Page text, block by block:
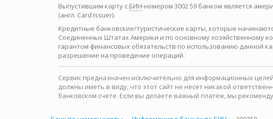
Выпустившим карту с БИН-номером 3002 59 банком является
(англ. Card Issuer).
Кредитные банковские/туристические карты, которые
Соединенных Штатах Америки и по основному хозяйственному
гарантом финансовых обязательств по использованию данной
разрешение на проведение операций.
Сервис предназначен исключительно для информационных
должны иметь в виду, что этот сайт не несет никакой
банковском счете. Если вы делаете важный платеж, мы